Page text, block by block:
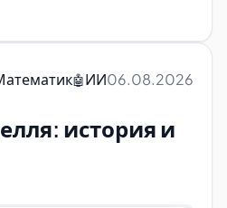
🤖ИИ06.08.2026
история и